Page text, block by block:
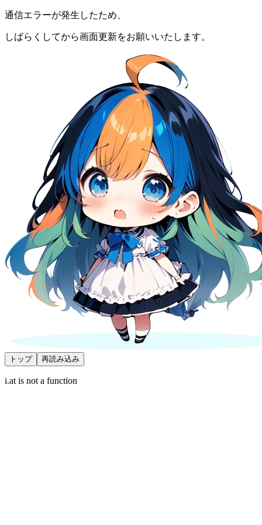
通信エラーが発生したため、
しばらくしてから画面更新をお願いいたします。
トップ 再読み込み
i.at is not a function